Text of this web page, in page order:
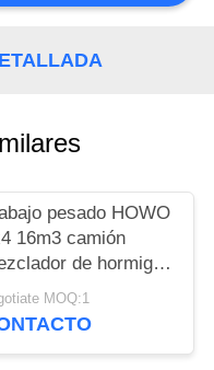
pesado HOWO
16m3 camión
de hormigón
motor PMP
de velocidad
MOQ:1